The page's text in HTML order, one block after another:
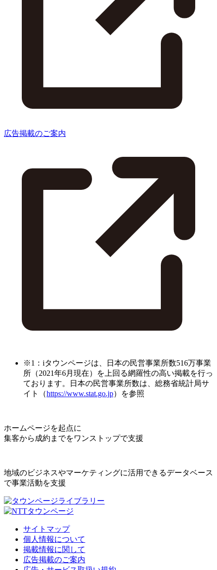
広告掲載のご案内
※1：iタウンページは、日本の民営事業所数516万事業
所（2021年6月現在）を上回る網羅性の高い掲載を行っ
ております。日本の民営事業所数は、総務省統計局サ
イト（https://www.stat.go.jp）を参照
ホームページを起点に
集客から成約までをワンストップで支援
地域のビジネスやマーケティングに活用できるデータベース
で事業活動を支援
サイトマップ
個人情報について
掲載情報に関して
広告掲載のご案内